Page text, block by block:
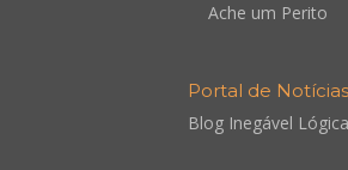
Ache um Perito
Portal de Notícias
Blog Inegável Lógica